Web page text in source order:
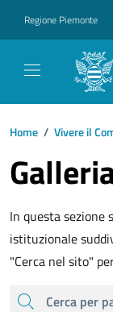
Regione Piemonte
Home / Vivere il
In questa sezione
istituzionale
"Cerca nel sito"
cerca